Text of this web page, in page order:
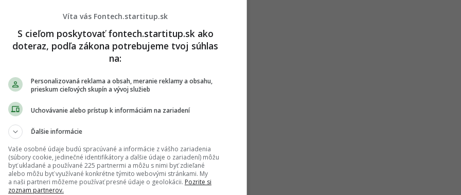
štandardnej siete, dom dokáže využiť uloženú
dokonca aj energiu uloženú v automobile. Na
stihla predstaviť koncept
futuristickým domom Dendo Drive House
Víta vás Fontech.startitup.sk
S cieľom poskytovať fontech.startitup.sk ako
doteraz, podľa zákona potrebujeme tvoj súhlas
na:
Personalizovaná reklama a obsah, meranie reklamy a obsahu,
prieskum cieľových skupín a vývoj služieb
Uchovávanie alebo prístup k informáciám na zariadení
Ďalšie informácie
Vaše osobné údaje budú spracúvané a informácie z vášho zariadenia
(súbory cookie, jedinečné identifikátory a ďalšie údaje o zariadení) môžu
byť ukladané a používané 225 partnermi a môžu s nimi byť zdieľané
alebo môžu byť využívané konkrétne týmito webovými stránkami. My
a naši partneri môžeme používať presné údaje o geolokácii. Pozrite si
zoznam partnerov.